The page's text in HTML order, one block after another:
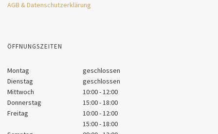
AGB & Datenschutzerklärung
ÖFFNUNGSZEITEN
Montag
geschlossen
Dienstag
geschlossen
Mittwoch
10:00 - 12:00
Donnerstag
15:00 - 18:00
Freitag
10:00 - 12:00
15:00 - 18:00